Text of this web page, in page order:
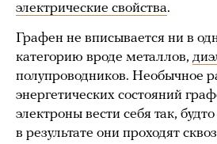
электрические свойства.
Графен не вписывается ни в
категорию вроде металлов,
полупроводников. Необычное
энергетических состояний
электроны вести себя так,
в результате они проходят